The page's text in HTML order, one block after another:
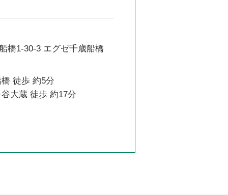
橋1-30-3 エグゼ千歳船橋
徒歩 約5分
大蔵 徒歩 約17分